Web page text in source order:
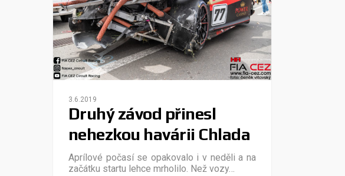
3.6.2019
Druhý závod přinesl
nehezkou havárii Chlada
Aprílové počasí se opakovalo i v neděli a na
začátku startu lehce mrholilo. Než vozy…